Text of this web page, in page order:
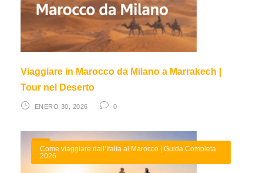
Viaggiare in Marocco da Milano a Marrakech |
Tour nel Deserto
ENERO 30, 2026 0
Come viaggiare dall’Italia al Marocco | Guida Completa
2026